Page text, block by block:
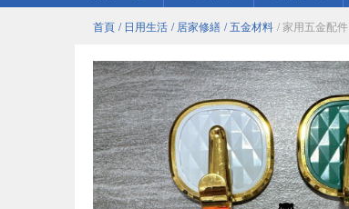
首頁 / 日用生活 / 居家修繕 / 五金材料 / 家用五金配件